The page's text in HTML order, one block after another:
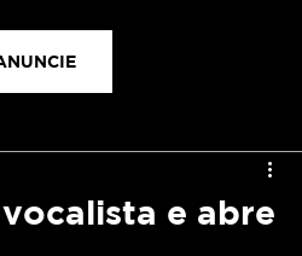
e abre